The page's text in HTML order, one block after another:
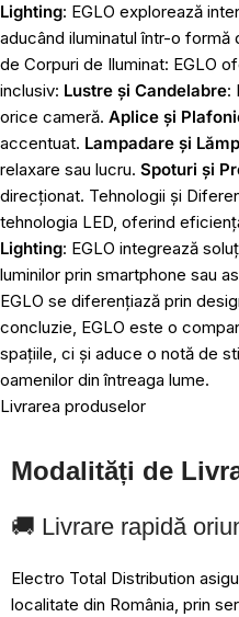
Lighting: EGLO explorează
aducând iluminatul într-o formă
de Corpuri de Iluminat: EGLO
inclusiv: Lustre și Candelabre:
orice cameră. Aplice și
accentuat. Lampadare și
relaxare sau lucru. Spoturi și
direcționat. Tehnologii și
tehnologia LED, oferind
Lighting: EGLO integrează
luminilor prin smartphone sau
EGLO se diferențiază prin
concluzie, EGLO este o
spațiile, ci și aduce o notă de
oamenilor din întreaga lume.
Livrarea produselor
Modalități de
🚚 Livrare rapidă
Electro Total Distribution
localitate din România, prin